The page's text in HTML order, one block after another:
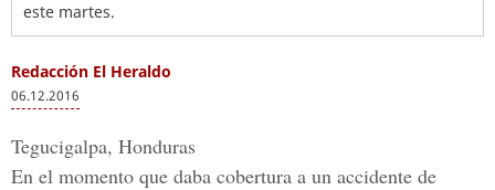
este martes.
Redacción El Heraldo
06.12.2016
Tegucigalpa, Honduras
En el momento que daba cobertura a un accidente de